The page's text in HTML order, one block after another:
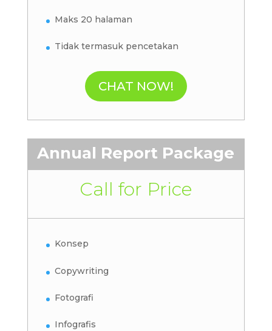
Maks 20 halaman
Tidak termasuk pencetakan
CHAT NOW!
Annual Report Package
Call for Price
Konsep
Copywriting
Fotografi
Infografis